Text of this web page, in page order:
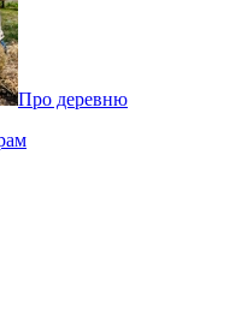
Про деревню